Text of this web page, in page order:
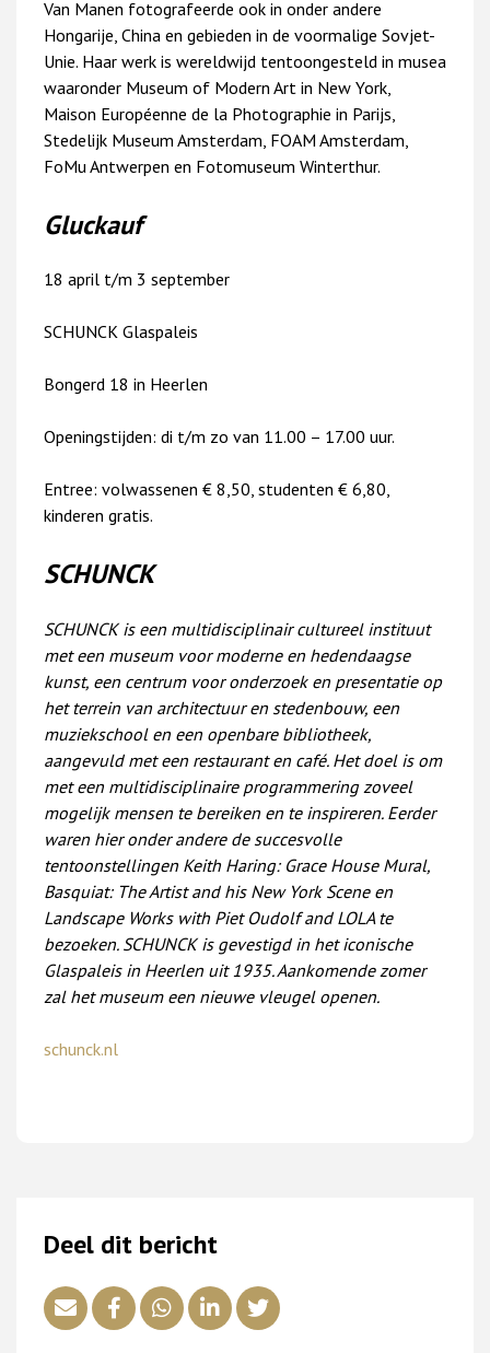
Van Manen fotografeerde ook in onder andere
Hongarije, China en gebieden in de voormalige Sovjet-
Unie. Haar werk is wereldwijd tentoongesteld in musea
waaronder Museum of Modern Art in New York,
Maison Européenne de la Photographie in Parijs,
Stedelijk Museum Amsterdam, FOAM Amsterdam,
FoMu Antwerpen en Fotomuseum Winterthur.
Gluckauf
18 april t/m 3 september
SCHUNCK Glaspaleis
Bongerd 18 in Heerlen
Openingstijden: di t/m zo van 11.00 – 17.00 uur.
Entree: volwassenen € 8,50, studenten € 6,80,
kinderen gratis.
SCHUNCK
SCHUNCK is een multidisciplinair cultureel instituut
met een museum voor moderne en hedendaagse
kunst, een centrum voor onderzoek en presentatie op
het terrein van architectuur en stedenbouw, een
muziekschool en een openbare bibliotheek,
aangevuld met een restaurant en café. Het doel is om
met een multidisciplinaire programmering zoveel
mogelijk mensen te bereiken en te inspireren. Eerder
waren hier onder andere de succesvolle
tentoonstellingen Keith Haring: Grace House Mural,
Basquiat: The Artist and his New York Scene en
Landscape Works with Piet Oudolf and LOLA te
bezoeken. SCHUNCK is gevestigd in het iconische
Glaspaleis in Heerlen uit 1935. Aankomende zomer
zal het museum een nieuwe vleugel openen.
schunck.nl
Deel dit bericht